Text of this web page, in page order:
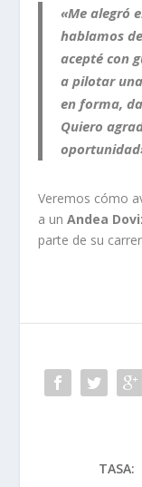
«Me alegró
hablamos
acepté con
a pilotar
en forma,
Quiero
Veremos cómo
a unAndea
parte de su
TASA: